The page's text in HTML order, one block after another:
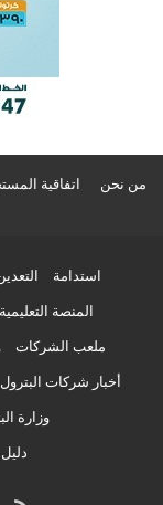
من نحن اتفاقية
استدامة
المنصة التعليمية
ملعب الشركات
أخبار شركات البترول
وزارة